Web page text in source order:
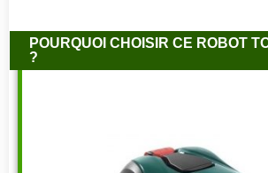
POURQUOI CHOISIR CE ROBOT
?